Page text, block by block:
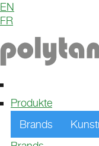
Vielseitig,
Tennis oder
EN
FR
Produkte
Brands